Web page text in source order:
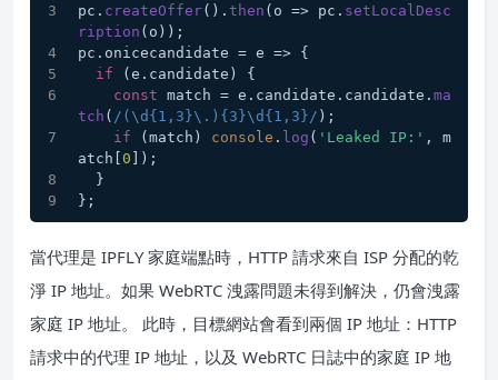
pc. createOffer(). then ( o => pc. setLocalDesc
ription (o));
pc. onicecandidate = e => {
if (e. candidate ) {
const match = e. candidate . candidate . ma
tch ( /(\d{1,3}\.){3}\d{1,3}/ );
if (match) console . log ( 'Leaked IP:' , m
atch[ 0 ]);
  }
};
當代理是 IPFLY 家庭端點時，HTTP 請求來自 ISP 分配的乾
淨 IP 地址。如果 WebRTC 洩露問題未得到解決，仍會洩露
家庭 IP 地址。 此時，目標網站會看到兩個 IP 地址：HTTP
請求中的代理 IP 地址，以及 WebRTC 日誌中的家庭 IP 地